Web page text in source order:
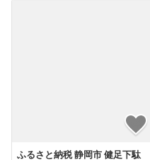
ふるさと納税 静岡市 健足下駄